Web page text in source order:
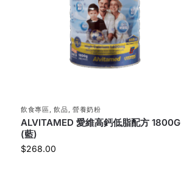
飲食專區,飲品, 營養奶粉
ALVITAMED 愛維高鈣低脂配方 1800G
(藍)
$268.00